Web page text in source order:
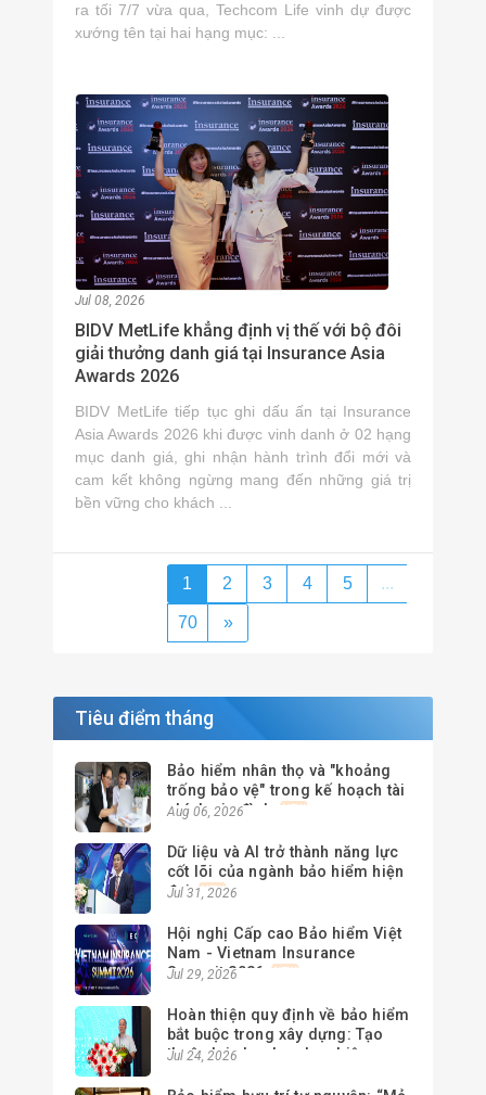
ra tối 7/7 vừa qua, Techcom Life vinh dự được
xướng tên tại hai hạng mục: ...
Jul 08, 2026
BIDV MetLife khẳng định vị thế với bộ đôi
giải thưởng danh giá tại Insurance Asia
Awards 2026
BIDV MetLife tiếp tục ghi dấu ấn tại Insurance
Asia Awards 2026 khi được vinh danh ở 02 hạng
mục danh giá, ghi nhận hành trình đổi mới và
cam kết không ngừng mang đến những giá trị
bền vững cho khách ...
1 2 3 4 5 ...
70 »
Tiêu điểm tháng
Bảo hiểm nhân thọ và "khoảng
trống bảo vệ" trong kế hoạch tài
chính gia đình
Aug 06, 2026
Dữ liệu và AI trở thành năng lực
cốt lõi của ngành bảo hiểm hiện
đại
Jul 31, 2026
Hội nghị Cấp cao Bảo hiểm Việt
Nam - Vietnam Insurance
Summit 2026
Jul 29, 2026
Hoàn thiện quy định về bảo hiểm
bắt buộc trong xây dựng: Tạo
thuận lợi cho doanh nghiệp,
Jul 24, 2026